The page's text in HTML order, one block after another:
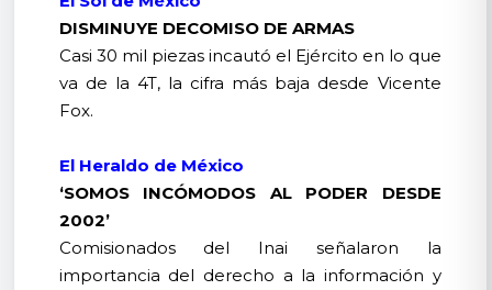
DISMINUYE DECOMISO DE ARMAS
Casi 30 mil piezas incautó el Ejército en lo que
va de la 4T, la cifra más baja desde Vicente
Fox.
El Heraldo de México
‘SOMOS INCÓMODOS AL PODER DESDE
2002’
Comisionados del Inai señalaron la
importancia del derecho a la información y